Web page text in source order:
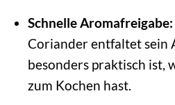
Schnelle Aromafreigabe:
Coriander entfaltet sein
besonders praktisch ist,
zum Kochen hast.